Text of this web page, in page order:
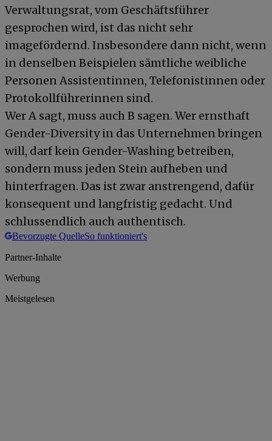
Verwaltungsrat, vom Geschäftsführer
gesprochen wird, ist das nicht sehr
imagefördernd. Insbesondere dann nicht, wenn
in denselben Beispielen sämtliche weibliche
Personen Assistentinnen, Telefonistinnen oder
Protokollführerinnen sind.
Wer A sagt, muss auch B sagen. Wer ernsthaft
Gender-Diversity in das Unternehmen bringen
will, darf kein Gender-Washing betreiben,
sondern muss jeden Stein aufheben und
hinterfragen. Das ist zwar anstrengend, dafür
konsequent und langfristig gedacht. Und
schlussendlich auch authentisch.
Bevorzugte QuelleSo funktioniert's
Partner-Inhalte
Werbung
Meistgelesen